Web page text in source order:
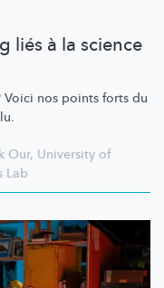
liés à la science
Voici nos points forts du
Our, University of
Lab